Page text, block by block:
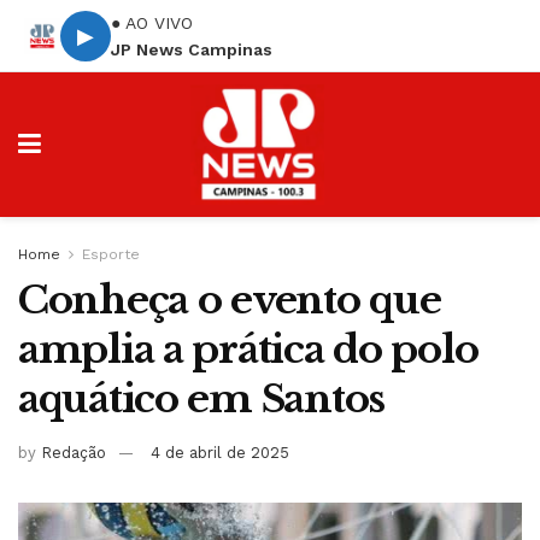
▶
● AO VIVO
JP News Campinas
Home Esporte
Conheça o evento que
amplia a prática do polo
aquático em Santos
by Redação 4 de abril de 2025